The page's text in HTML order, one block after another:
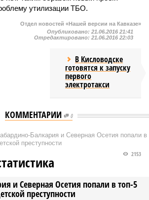
утилизации ТБО.
Отдел новостей «Нашей версии на Кавказе»
Опубликовано: 21.06.2016 21:41
Отредактировано: 21.06.2016 22:03
В Кисловодске
готовятся к запуску
первого
электротакси
КОММЕНТАРИИ 0
Балкария и Северная Осетия попали в
преступности
и Северная Осетия попали в топ-5
преступности
2153